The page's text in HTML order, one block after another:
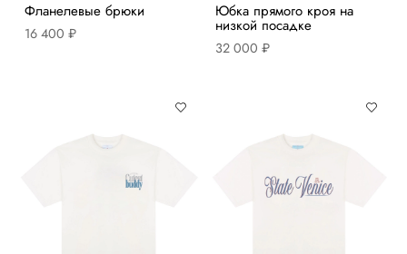
Фланелевые брюки
16 400 ₽
Юбка прямого кроя на
низкой посадке
32 000 ₽